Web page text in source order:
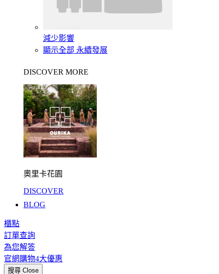
減少影響
顯示全部 永續發展
DISCOVER MORE
奧里卡花園
DISCOVER
BLOG
櫃點
訂單查詢
為您解答
官網購物4大優惠
搜尋 Close